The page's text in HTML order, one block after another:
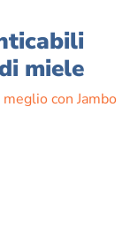
miele
con Jambo